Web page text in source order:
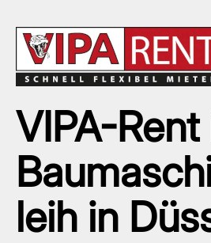
VIPA-
leih in